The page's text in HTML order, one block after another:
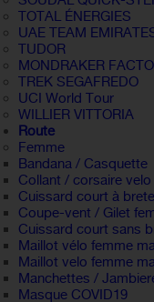
TOTAL ÉNERGIES
UAE TEAM
TUDOR
MONDRAKER
TREK SEGAFREDO
UCI World Tour
WILLIER VITTORIA
Route
Femme
Bandana / Casquette
Collant / corsaire
Cuissard court à
Coupe-vent / Gilet
Cuissard court sans
Maillot vélo femme
Maillot velo femme
Manchettes /
Masque COVID19